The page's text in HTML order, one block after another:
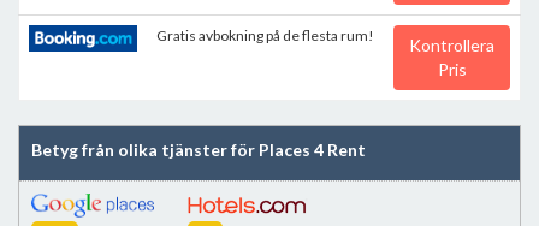
Gratis avbokning på de flesta rum!
Kontrollera
Pris
Betyg från olika tjänster för Places 4 Rent